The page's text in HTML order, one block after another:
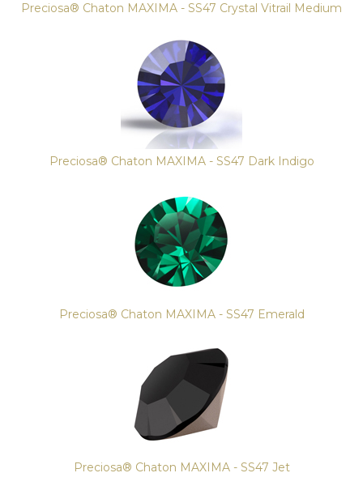
Preciosa® Chaton MAXIMA - SS47 Crystal Vitrail Medium
Preciosa® Chaton MAXIMA - SS47 Dark Indigo
Preciosa® Chaton MAXIMA - SS47 Emerald
Preciosa® Chaton MAXIMA - SS47 Jet